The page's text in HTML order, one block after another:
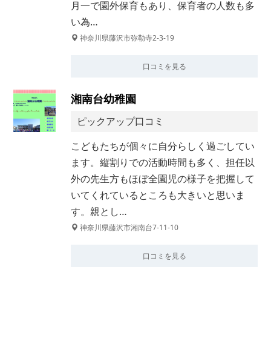
月一で園外保育もあり、保育者の人数も多
い為…
神奈川県藤沢市弥勒寺2-3-19
口コミを見る
湘南台幼稚園
ピックアップ口コミ
こどもたちが個々に自分らしく過ごしてい
ます。縦割りでの活動時間も多く、担任以
外の先生方もほぼ全園児の様子を把握して
いてくれているところも大きいと思いま
す。親とし…
神奈川県藤沢市湘南台7-11-10
口コミを見る